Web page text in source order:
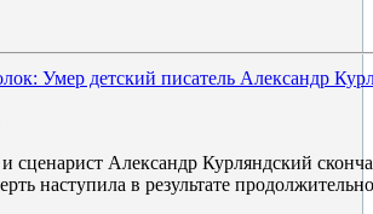
Умер детский писатель Александр
сценарист Александр Курляндский
наступила в результате